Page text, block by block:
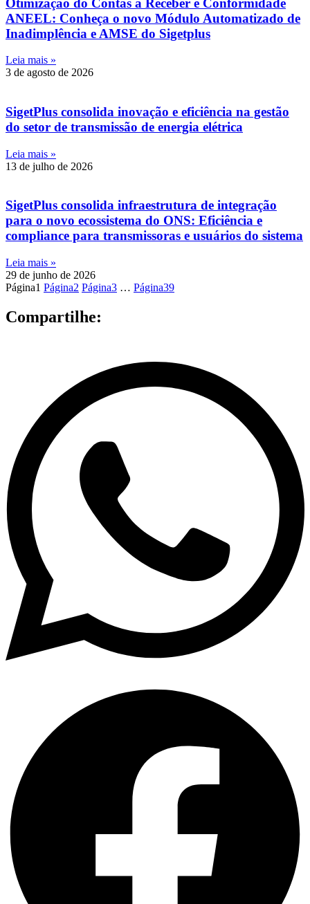
ANEEL: Conheça o novo Módulo Automatizado de
Inadimplência e AMSE do Sigetplus
Leia mais »
3 de agosto de 2026
SigetPlus consolida inovação e eficiência na gestão
do setor de transmissão de energia elétrica
Leia mais »
13 de julho de 2026
SigetPlus consolida infraestrutura de integração
para o novo ecossistema do ONS: Eficiência e
compliance para transmissoras e usuários do sistema
Leia mais »
29 de junho de 2026
Página1 Página2 Página3 … Página39
Compartilhe: